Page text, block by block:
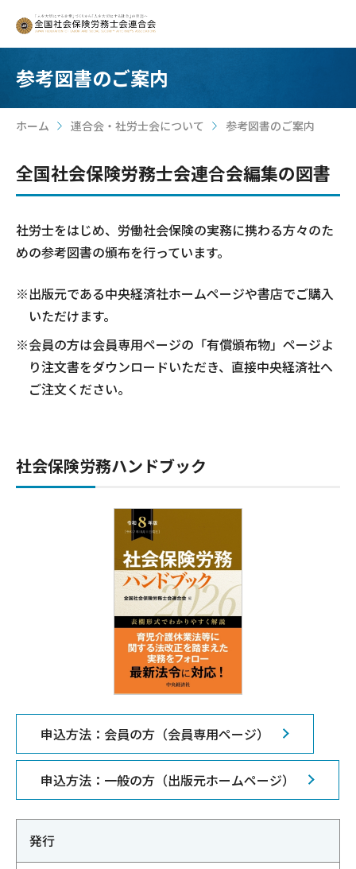
参考図書のご案内
ホーム >
連合会・社労士会について >
参考図書のご案内
全国社会保険労務士会連合会編集の図書
社労士をはじめ、労働社会保険の実務に携わる方々のた
めの参考図書の頒布を行っています。
※出版元である中央経済社ホームページや書店でご購入
いただけます。
※会員の方は会員専用ページの「有償頒布物」ページよ
り注文書をダウンロードいただき、直接中央経済社へ
ご注文ください。
社会保険労務ハンドブック
申込方法：会員の方（会員専用ページ）
申込方法：一般の方（出版元ホームページ）
発行